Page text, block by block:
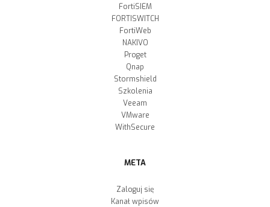
FortiSIEM
FORTISWITCH
FortiWeb
NAKIVO
Proget
Qnap
Stormshield
Szkolenia
Veeam
VMware
WithSecure
META
Zaloguj się
Kanał wpisów